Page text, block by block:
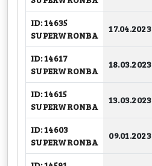
ID: 14635
SUPERWRONBA
17.04.2023
ID: 14617
SUPERWRONBA
18.03.2023
ID: 14615
SUPERWRONBA
13.03.2023
ID: 14603
SUPERWRONBA
09.01.2023